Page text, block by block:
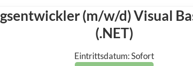
(m/w/d) Visual
(.NET)
Eintrittsdatum: Sofort